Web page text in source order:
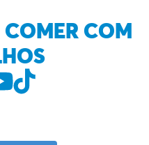
COM